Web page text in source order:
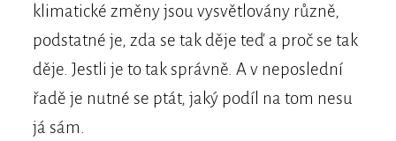
klimatické změny jsou vysvětlovány různě,
podstatné je, zda se tak děje teď a proč se tak
děje. Jestli je to tak správně. A v neposlední
řadě je nutné se ptát, jaký podíl na tom nesu
já sám.